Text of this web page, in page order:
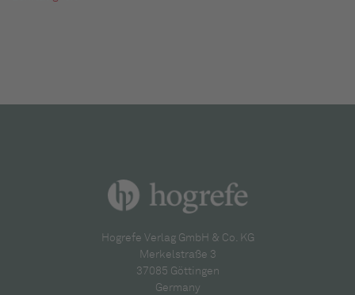
Hogrefe Verlag GmbH & Co. KG
Merkelstraße 3
37085 Göttingen
Germany